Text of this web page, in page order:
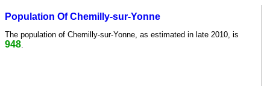
Population Of Chemilly-sur-Yonne
The population of Chemilly-sur-Yonne, as estimated in late 2010, is
948